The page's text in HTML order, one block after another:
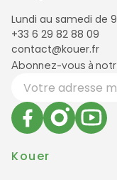
Lundi au samedi de
+33 6 29 82 88 09
contact@kouer.fr
Newsletter et
Abonnez-vous à
Votre adresse email
Kouer